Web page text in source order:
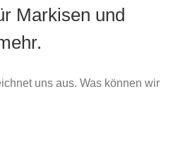
Markisen und
uns aus. Was können wir